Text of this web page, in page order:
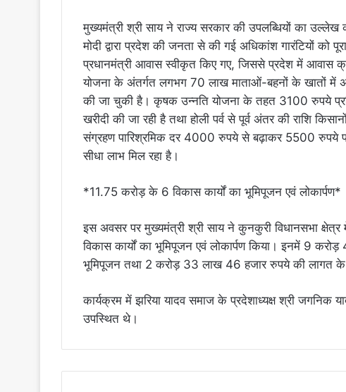
मुख्यमंत्री श्री साय ने राज्य सरकार की उपलब्धियों का उल्लेख
मोदी द्वारा प्रदेश की जनता से की गई अधिकांश गारंटियों
प्रधानमंत्री आवास स्वीकृत किए गए, जिससे प्रदेश में आवास
योजना के अंतर्गत लगभग 70 लाख माताओं-बहनों के खातों में
की जा चुकी है। कृषक उन्नति योजना के तहत 3100 रुपये
खरीदी की जा रही है तथा होली पर्व से पूर्व अंतर की राशि
संग्रहण पारिश्रमिक दर 4000 रुपये से बढ़ाकर 5500 रुपये
सीधा लाभ मिल रहा है।
*11.75 करोड़ के 6 विकास कार्यों का भूमिपूजन एवं लोकार्पण*
इस अवसर पर मुख्यमंत्री श्री साय ने कुनकुरी विधानसभा
विकास कार्यों का भूमिपूजन एवं लोकार्पण किया। इनमें 9
भूमिपूजन तथा 2 करोड़ 33 लाख 46 हजार रुपये की लागत के
कार्यक्रम में झरिया यादव समाज के प्रदेशाध्यक्ष श्री जगनिक
उपस्थित थे।